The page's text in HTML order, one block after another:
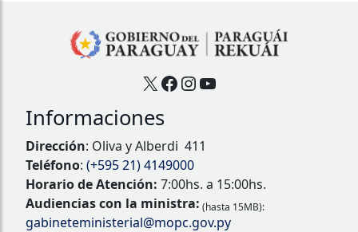
X Facebook
Instagram
YouTube
Informaciones
Dirección: Oliva y Alberdi 411
Teléfono: (+595 21) 4149000
Horario de Atención: 7:00hs. a 15:00hs.
Audiencias con la ministra: (hasta 15MB):
gabineteministerial@mopc.gov.py